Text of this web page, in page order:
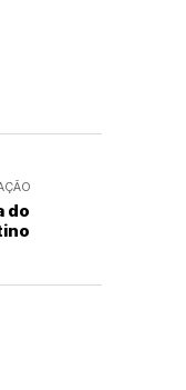
do